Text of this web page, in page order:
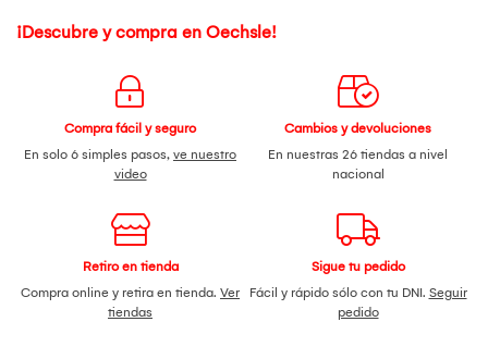
¡Descubre y compra en Oechsle!
Compra fácil y seguro
En solo 6 simples pasos, ve nuestro
video
Cambios y devoluciones
En nuestras 26 tiendas a nivel
nacional
Retiro en tienda
Compra online y retira en tienda. Ver
tiendas
Sigue tu pedido
Fácil y rápido sólo con tu DNI. Seguir
pedido